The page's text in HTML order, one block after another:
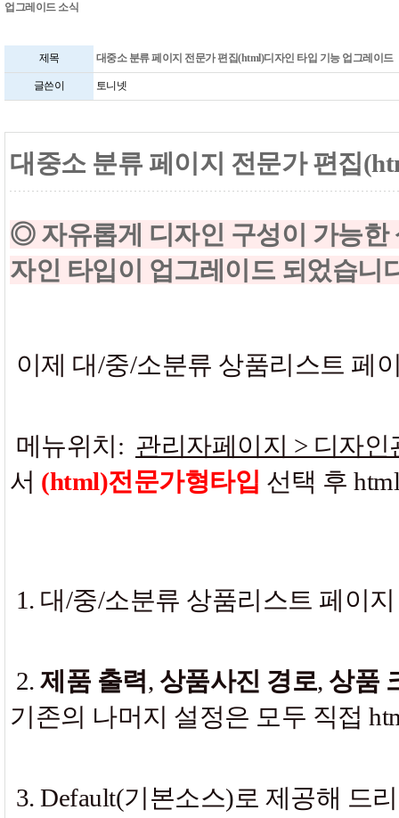
업그레이드 소식
제목 대중소 분류 페이지 전문가 편집(html)디자인 타입 기능 업그레이드
글쓴이 토니넷
대중소 분류 페이지 전문가 편집
◎ 자유롭게 디자인 구성이 가능한
자인 타입이 업그레이드 되었습니
이제 대/중/소분류 상품리스트 페
메뉴위치: 관리자페이지 > 디자
서 (html)전문가형타입 선택 후
1. 대/중/소분류 상품리스트 페이
2. 제품 출력, 상품사진 경로, 상품
기존의 나머지 설정은 모두 직접
3. Default(기본소스)로 제공해 드